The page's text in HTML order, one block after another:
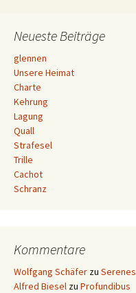
Neueste Beiträge
glennen
Unsere Heimat
Charte
Kehrung
Lagung
Quall
Strafesel
Trille
Cachot
Schranz
Kommentare
Wolfgang Schäfer zu Serenes
Alfred Biesel zu Profundibus